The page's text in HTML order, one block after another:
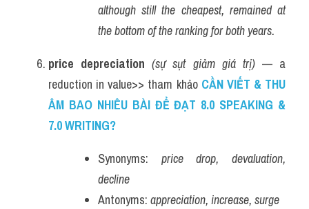
although still the cheapest, remained at
the bottom of the ranking for both years.
price depreciation (sự sụt giảm giá trị) — a
reduction in value>> tham khảo CẦN VIẾT & THU
ÂM BAO NHIÊU BÀI ĐỂ ĐẠT 8.0 SPEAKING &
7.0 WRITING?
Synonyms: price drop, devaluation,
decline
Antonyms: appreciation, increase, surge